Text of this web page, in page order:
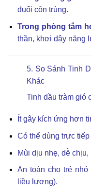
đuổi côn trùng.
Trong phòng tắm
thần, khơi dậy năng
5. So Sánh Tinh
Khác
Tinh dầu tràm gió
Ít gây kích ứng hơn
Có thể dùng trực
Mùi dịu nhẹ, dễ
An toàn cho trẻ
liều lượng).